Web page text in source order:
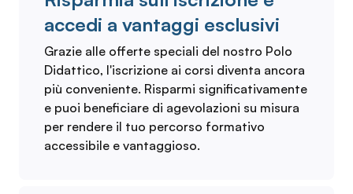
accedi a vantaggi esclusivi
Grazie alle offerte speciali del nostro Polo
Didattico, l'iscrizione ai corsi diventa ancora
più conveniente. Risparmi significativamente
e puoi beneficiare di agevolazioni su misura
per rendere il tuo percorso formativo
accessibile e vantaggioso.